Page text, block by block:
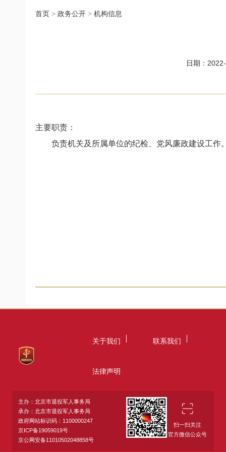
首页 > 政务公开 > 机构信息
日期：
主要职责 ：
负责机关及所属单位的纪检、党风廉政建设工作
关于我们 联系我们
法律声明
主办：北京市退役军人事务局
承办：北京市退役军人事务局
政府网站标识码：1100000247
京ICP备19059019号
京公网安备11010502048858号
扫一扫关注
官方微信公众号